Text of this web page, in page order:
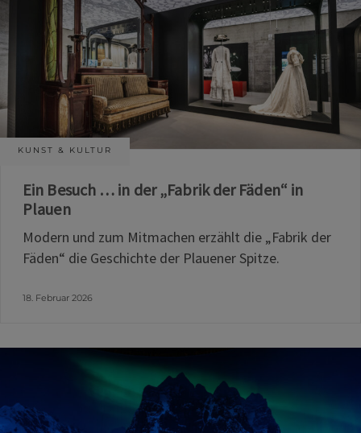
KUNST & KULTUR
Ein Besuch … in der „Fabrik der Fäden“ in
Plauen
Modern und zum Mitmachen erzählt die „Fabrik der
Fäden“ die Geschichte der Plauener Spitze.
18. Februar 2026